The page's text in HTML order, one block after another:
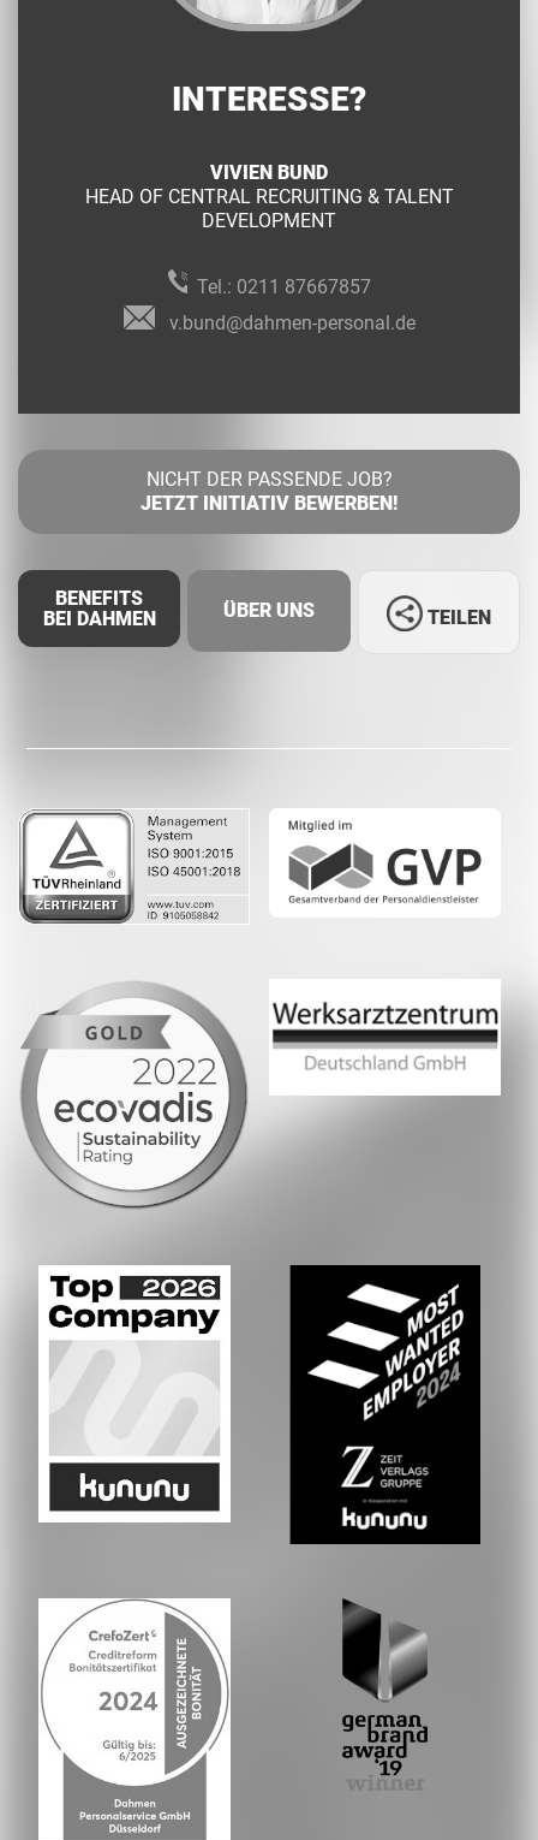
INTERESSE?
VIVIEN BUND
HEAD OF CENTRAL RECRUITING & TALENT
DEVELOPMENT
Tel.: 0211 87667857
v.bund@dahmen-personal.de
NICHT DER PASSENDE JOB?
JETZT INITIATIV BEWERBEN!
BENEFITS
BEI DAHMEN
ÜBER UNS TEILEN